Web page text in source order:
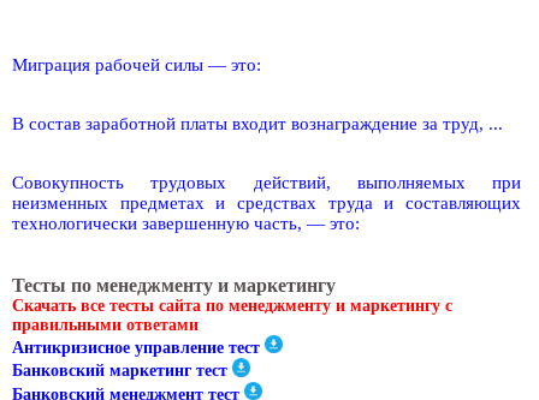
Миграция рабочей силы — это:
В состав заработной платы входит вознаграждение за труд, ...
Совокупность трудовых действий, выполняемых при
неизменных предметах и средствах труда и составляющих
технологически завершенную часть, — это:
Тесты по менеджменту и маркетингу
Скачать все тесты сайта по менеджменту и маркетингу с
правильными ответами
Антикризисное управление тест
Банковский маркетинг тест
Банковский менеджмент тест